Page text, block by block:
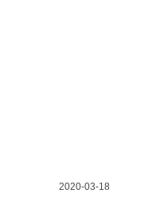
2020-03-18